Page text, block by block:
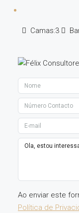
Camas:3
Ao enviar este
Política de